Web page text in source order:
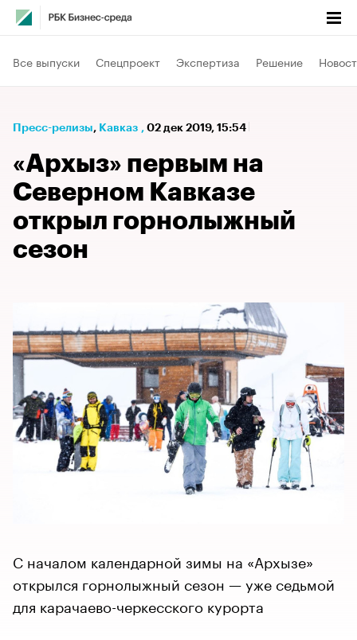
Все выпуски Спецпроект Экспертиза Решение
Пресс-релизы⁠, Кавказ , 02 дек 2019, 15:54
«Архыз» первым на
Северном Кавказе
открыл горнолыжный
сезон
С началом календарной зимы на «Архызе»
открылся горнолыжный сезон — уже седьмой
для карачаево-черкесского курорта